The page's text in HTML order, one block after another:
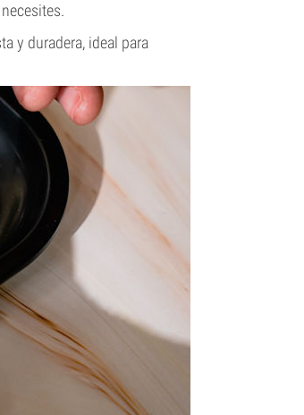
y duradera, ideal para